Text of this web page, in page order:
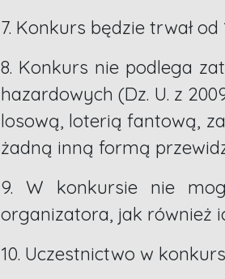
7. Konkurs będzie trwał
8. Konkurs nie podlega
hazardowych (Dz. U. z
losową, loterią fantową,
żadną inną formą
9. W konkursie nie
organizatora, jak również
10. Uczestnictwo w